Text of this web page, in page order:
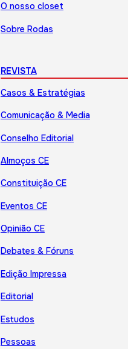
O nosso closet
Sobre Rodas
REVISTA
Casos & Estratégias
Comunicação & Media
Conselho Editorial
Almoços CE
Constituição CE
Eventos CE
Opinião CE
Debates & Fóruns
Edição Impressa
Editorial
Estudos
Pessoas